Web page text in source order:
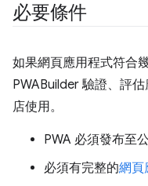
必要條件
如果網頁應用程式符合
PWABuilder 驗證、評
店使用。
PWA 必須發布至
必須有完整的網頁